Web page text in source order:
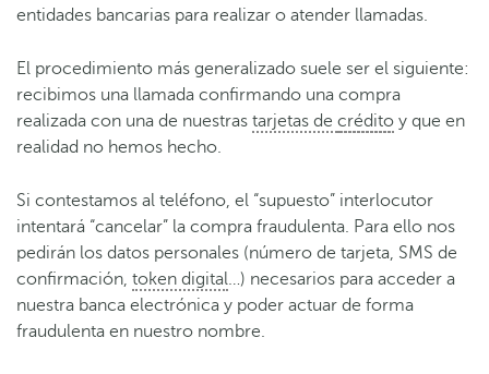
entidades bancarias para realizar o atender llamadas.
El procedimiento más generalizado suele ser el siguiente:
recibimos una llamada confirmando una compra
realizada con una de nuestras tarjetas de crédito y que en
realidad no hemos hecho.
Si contestamos al teléfono, el “supuesto” interlocutor
intentará “cancelar” la compra fraudulenta. Para ello nos
pedirán los datos personales (número de tarjeta, SMS de
confirmación, token digital…) necesarios para acceder a
nuestra banca electrónica y poder actuar de forma
fraudulenta en nuestro nombre.